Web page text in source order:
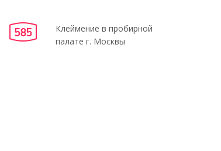
Клеймение в пробирной
палате г. Москвы